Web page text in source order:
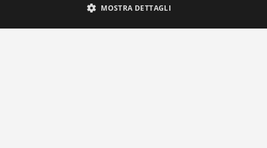
MOSTRA DETTAGLI